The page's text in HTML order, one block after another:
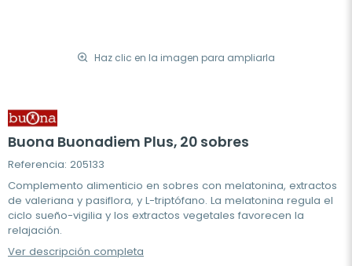
Haz clic en la imagen para ampliarla
Buona Buonadiem Plus, 20 sobres
Referencia: 205133
Complemento alimenticio en sobres con melatonina, extractos
de valeriana y pasiflora, y L-triptófano. La melatonina regula el
ciclo sueño-vigilia y los extractos vegetales favorecen la
relajación.
Ver descripción completa